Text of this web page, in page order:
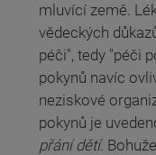
mluvící země.
vědeckých
péči", tedy "péči
pokynů navíc
neziskové
pokynů je
přání dětí.